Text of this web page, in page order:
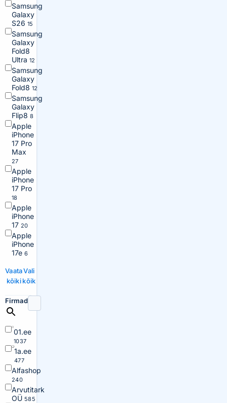
Samsung
Galaxy
S26 15
Samsung
Galaxy
Fold8
Ultra 12
Samsung
Galaxy
Fold8 12
Samsung
Galaxy
Flip8 8
Apple
iPhone
17 Pro
Max
27
Apple
iPhone
17 Pro
18
Apple
iPhone
17 20
Apple
iPhone
17e 6
Vaata
kõiki
Vali
kõik
Firmad
01.ee
1037
1a.ee
477
Alfashop
240
Arvutitark
OÜ 585